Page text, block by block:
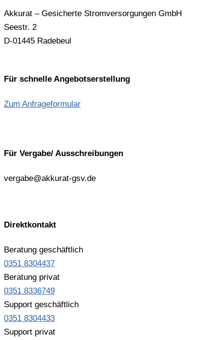
Akkurat – Gesicherte Stromversorgungen GmbH
Seestr. 2
D-01445 Radebeul
Für schnelle Angebotserstellung
Zum Anfrageformular
Für Vergabe/ Ausschreibungen
vergabe@akkurat-gsv.de
Direktkontakt
Beratung geschäftlich
0351 8304437
Beratung privat
0351 8336749
Support geschäftlich
0351 8304433
Support privat